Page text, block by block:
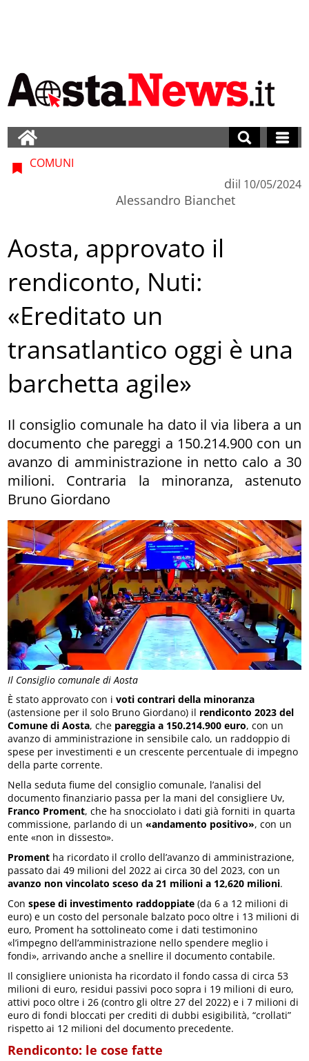
Il Consiglio comunale di Aosta
COMUNI
di
Alessandro Bianchet
il 10/05/2024
Aosta, approvato il
rendiconto, Nuti:
«Ereditato un
transatlantico oggi è una
barchetta agile»
Il consiglio comunale ha dato il via libera a un
documento che pareggi a 150.214.900 con un
avanzo di amministrazione in netto calo a 30
milioni. Contraria la minoranza, astenuto
Bruno Giordano
È stato approvato con ivoti contrari della minoranza
(astensione per il solo Bruno Giordano) il rendiconto 2023 del
Comune di Aosta, che pareggia a 150.214.900 euro, con un
avanzo di amministrazione in sensibile calo, un raddoppio di
spese per investimenti e un crescente percentuale di impegno
della parte corrente.
Nella seduta fiume del consiglio comunale, l’analisi del
documento finanziario passa per la mani del consigliere Uv,
Franco Proment, che ha snocciolato i dati già forniti in quarta
commissione, parlando di un«andamento positivo», con un
ente «non in dissesto».
Proment ha ricordato il crollo dell’avanzo di amministrazione,
passato dai 49 milioni del 2022 ai circa 30 del 2023, con un
avanzo non vincolato sceso da 21 milioni a 12,620 milioni.
Conspese di investimento raddoppiate (da 6 a 12 milioni di
euro) e un costo del personale balzato poco oltre i 13 milioni di
euro, Proment ha sottolineato come i dati testimonino
«l’impegno dell’amministrazione nello spendere meglio i
fondi», arrivando anche a snellire il documento contabile.
Il consigliere unionista ha ricordato il fondo cassa di circa 53
milioni di euro, residui passivi poco sopra i 19 milioni di euro,
attivi poco oltre i 26 (contro gli oltre 27 del 2022) e i 7 milioni di
euro di fondi bloccati per crediti di dubbi esigibilità, “crollati”
rispetto ai 12 milioni del documento precedente.
Rendiconto: le cose fatte